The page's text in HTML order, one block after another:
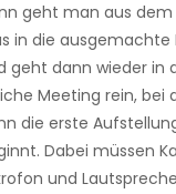
geht man aus
in die ausgemachte
geht dann wieder in
Meeting rein, bei
die erste
Dabei müssen
und